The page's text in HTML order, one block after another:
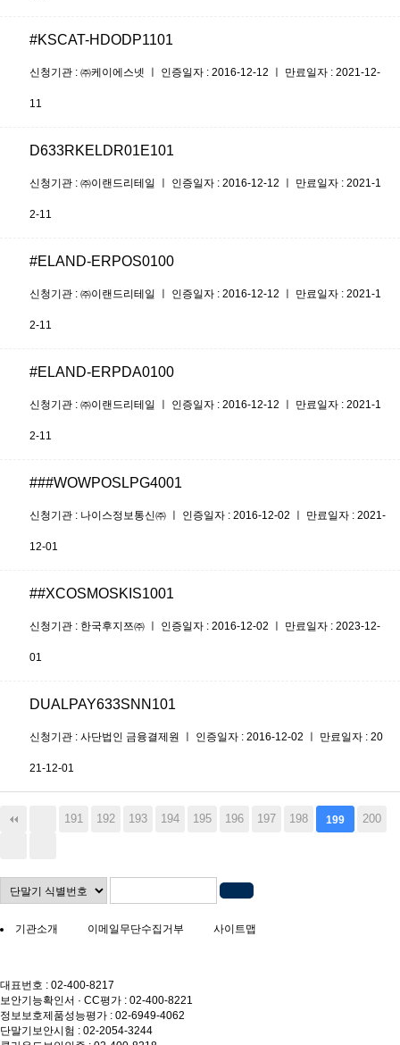
#KSCAT-HDODP1101
신청기관 : ㈜케이에스넷 ㅣ 인증일자 : 2016-12-12 ㅣ 만료일자 : 2021-12-
11
D633RKELDR01E101
신청기관 : ㈜이랜드리테일 ㅣ 인증일자 : 2016-12-12 ㅣ 만료일자 : 2021-1
2-11
#ELAND-ERPOS0100
신청기관 : ㈜이랜드리테일 ㅣ 인증일자 : 2016-12-12 ㅣ 만료일자 : 2021-1
2-11
#ELAND-ERPDA0100
신청기관 : ㈜이랜드리테일 ㅣ 인증일자 : 2016-12-12 ㅣ 만료일자 : 2021-1
2-11
###WOWPOSLPG4001
신청기관 : 나이스정보통신㈜ ㅣ 인증일자 : 2016-12-02 ㅣ 만료일자 : 2021-
12-01
##XCOSMOSKIS1001
신청기관 : 한국후지쯔㈜ ㅣ 인증일자 : 2016-12-02 ㅣ 만료일자 : 2023-12-
01
DUALPAY633SNN101
신청기관 : 사단법인 금융결제원 ㅣ 인증일자 : 2016-12-02 ㅣ 만료일자 : 20
21-12-01
191 192 193 194 195 196 197 198 199 200
기관소개 이메일무단수집거부 사이트맵
대표번호 : 02-400-8217
보안기능확인서 · CC평가 : 02-400-8221
정보보호제품성능평가 : 02-6949-4062
단말기보안시험 : 02-2054-3244